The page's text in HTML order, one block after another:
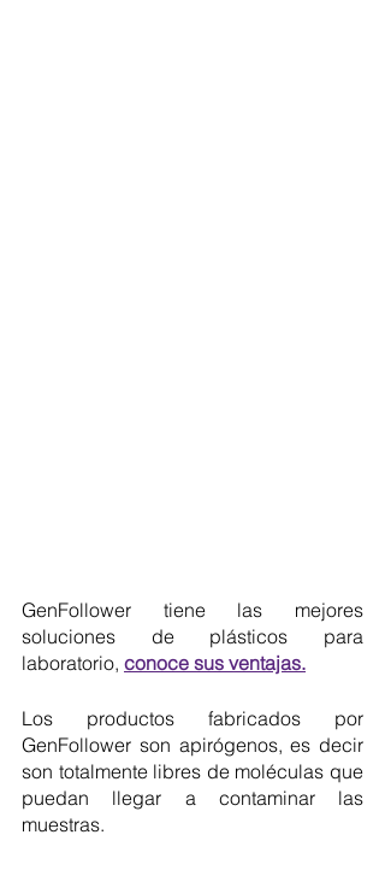
GenFollower tiene las mejores
soluciones de plásticos para
laboratorio, conoce sus ventajas.
Los productos fabricados por
GenFollower son apirógenos, es decir
son totalmente libres de moléculas que
puedan llegar a contaminar las
muestras.